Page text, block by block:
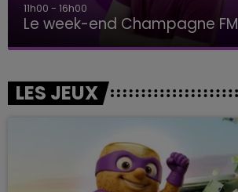
11h00 - 16h00
Le week-end Champagne FM
LES JEUX